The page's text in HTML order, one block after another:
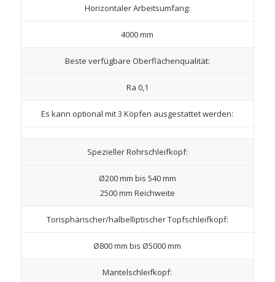
Horizontaler Arbeitsumfang:
4000 mm
Beste verfügbare Oberflächenqualität:
Ra 0,1
Es kann optional mit 3 Köpfen ausgestattet werden:
Spezieller Rohrschleifkopf:
Ø200 mm bis 540 mm
2500 mm Reichweite
Torisphärischer/halbelliptischer Topfschleifkopf:
Ø800 mm bis Ø5000 mm
Mantelschleifkopf: